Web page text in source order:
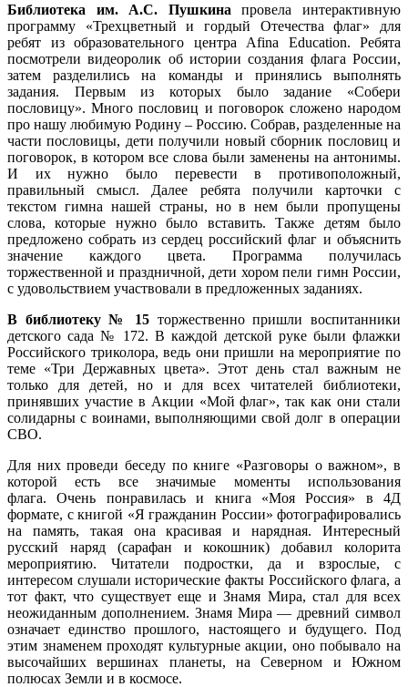
Библиотека им. А.С. Пушкина провела интерактивную
программу «Трехцветный и гордый Отечества флаг» для
ребят из образовательного центра Afina Education. Ребята
посмотрели видеоролик об истории создания флага России,
затем разделились на команды и принялись выполнять
задания. Первым из которых было задание «Собери
пословицу». Много пословиц и поговорок сложено народом
про нашу любимую Родину – Россию. Собрав, разделенные на
части пословицы, дети получили новый сборник пословиц и
поговорок, в котором все слова были заменены на антонимы.
И их нужно было перевести в противоположный,
правильный смысл. Далее ребята получили карточки с
текстом гимна нашей страны, но в нем были пропущены
слова, которые нужно было вставить. Также детям было
предложено собрать из сердец российский флаг и объяснить
значение каждого цвета. Программа получилась
торжественной и праздничной, дети хором пели гимн России,
с удовольствием участвовали в предложенных заданиях.
В библиотеку № 15 торжественно пришли воспитанники
детского сада № 172. В каждой детской руке были флажки
Российского триколора, ведь они пришли на мероприятие по
теме «Три Державных цвета». Этот день стал важным не
только для детей, но и для всех читателей библиотеки,
принявших участие в Акции «Мой флаг», так как они стали
солидарны с воинами, выполняющими свой долг в операции
СВО.
Для них проведи беседу по книге «Разговоры о важном», в
которой есть все значимые моменты использования
флага. Очень понравилась и книга «Моя Россия» в 4Д
формате, с книгой «Я гражданин России» фотографировались
на память, такая она красивая и нарядная. Интересный
русский наряд (сарафан и кокошник) добавил колорита
мероприятию. Читатели подростки, да и взрослые, с
интересом слушали исторические факты Российского флага, а
тот факт, что существует еще и Знамя Мира, стал для всех
неожиданным дополнением. Знамя Мира — древний символ
означает единство прошлого, настоящего и будущего. Под
этим знаменем проходят культурные акции, оно побывало на
высочайших вершинах планеты, на Северном и Южном
полюсах Земли и в космосе.